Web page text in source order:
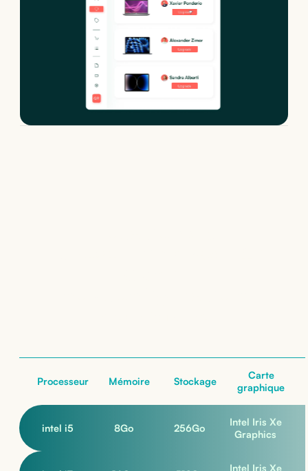
Processeur Mémoire Stockage
Carte
graphique
intel i5 8Go 256Go
Intel Iris Xe
Graphics
Intel Iris Xe